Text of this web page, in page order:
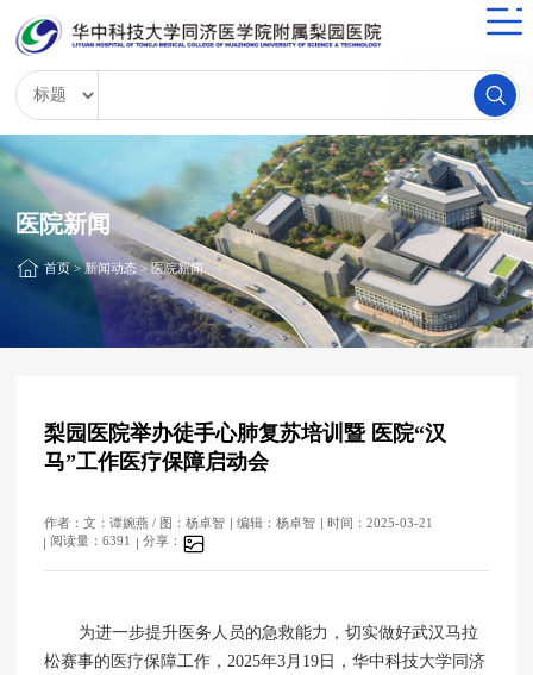
医院新闻
首页>新闻动态>医院新闻
梨园医院举办徒手心肺复苏培训暨 医院“汉
马”工作医疗保障启动会
作者：文：谭婉燕 / 图：杨卓智 编辑：杨卓智
时间：2025-03-21
阅读量：6391
分享：
为进一步提升医务人员的急救能力，切实做好武汉马拉
松赛事的医疗保障工作，2025年3月19日，华中科技大学同济